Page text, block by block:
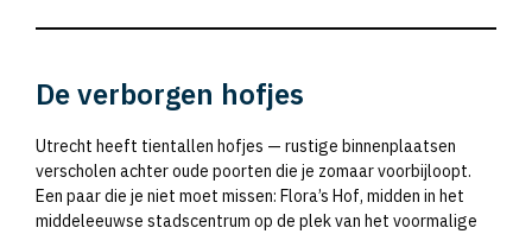
De verborgen hofjes
Utrecht heeft tientallen hofjes — rustige binnenplaatsen
verscholen achter oude poorten die je zomaar voorbijloopt.
Een paar die je niet moet missen: Flora’s Hof, midden in het
middeleeuwse stadscentrum op de plek van het voormalige